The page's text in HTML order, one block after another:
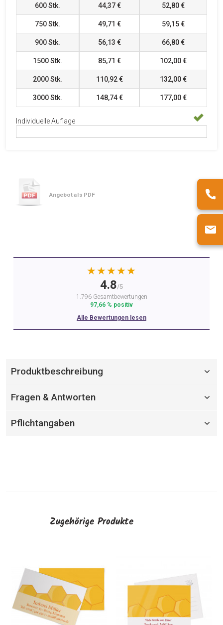
600Stk. 44,37 € 52,80 €
750Stk. 49,71 € 59,15 €
900Stk. 56,13 € 66,80 €
1500Stk. 85,71 € 102,00 €
2000Stk. 110,92 € 132,00 €
3000Stk. 148,74 € 177,00 €
Individuelle Auflage
Angebot als PDF
★★★★★
4.8/5
1.796 Gesamtbewertungen
97,66 % positiv
Alle Bewertungen lesen
Produktbeschreibung
Fragen & Antworten
Pflichtangaben
Zugehörige Produkte